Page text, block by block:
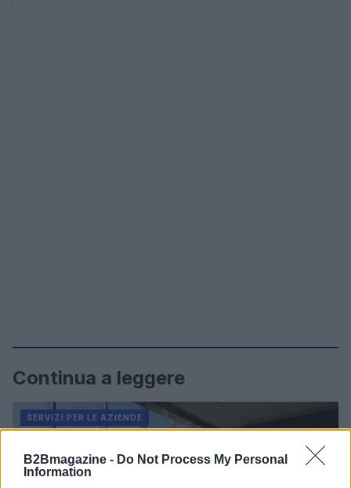
B2Bmagazine - Do Not Process My Personal
Information
Continua a leggere
SERVIZI PER LE AZIENDE